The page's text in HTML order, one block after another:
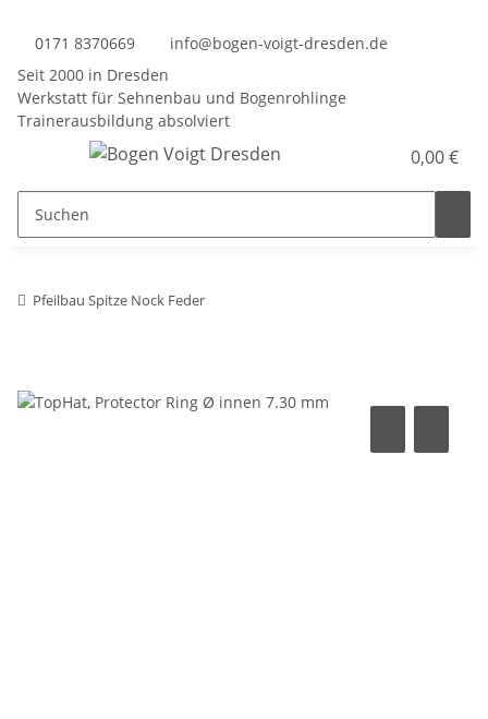
0171 8370669
info@bogen-voigt-dresden.de
Seit 2000 in Dresden
Werkstatt für Sehnenbau und Bogenrohlinge
Trainerausbildung absolviert
0,00 €
Pfeilbau Spitze Nock Feder